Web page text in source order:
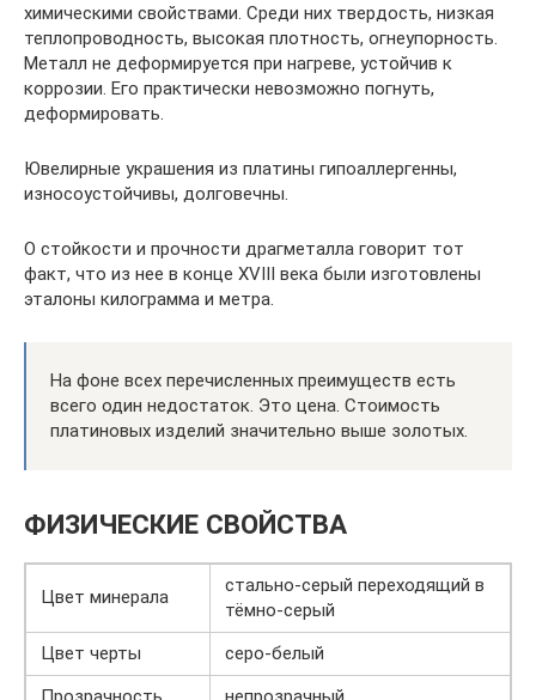
химическими свойствами. Среди них твердость, низкая
теплопроводность, высокая плотность, огнеупорность.
Металл не деформируется при нагреве, устойчив к
коррозии. Его практически невозможно погнуть,
деформировать.
Ювелирные украшения из платины гипоаллергенны,
износоустойчивы, долговечны.
О стойкости и прочности драгметалла говорит тот
факт, что из нее в конце XVIII века были изготовлены
эталоны килограмма и метра.
На фоне всех перечисленных преимуществ есть
всего один недостаток. Это цена. Стоимость
платиновых изделий значительно выше золотых.
ФИЗИЧЕСКИЕ СВОЙСТВА
Цвет минерала
стально-серый переходящий в
тёмно-серый
Цвет черты
серо-белый